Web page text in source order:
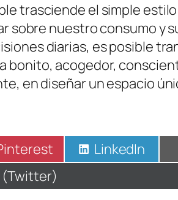
trasciende el simple
sobre nuestro consumo y
diarias, es posible
bonito, acogedor,
en diseñar un espacio
Compartir
en
LinkedIn
(Twitter)